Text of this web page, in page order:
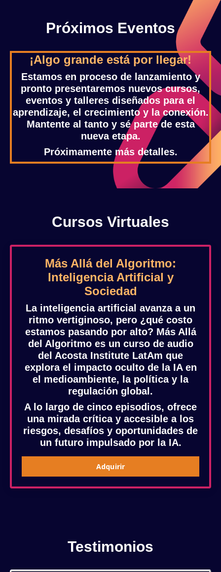
Próximos Eventos
¡Algo grande está por llegar!
Estamos en proceso de lanzamiento y
pronto presentaremos nuevos cursos,
eventos y talleres diseñados para el
aprendizaje, el crecimiento y la conexión.
Mantente al tanto y sé parte de esta
nueva etapa.
Próximamente más detalles.
Cursos Virtuales
Más Allá del Algoritmo:
Inteligencia Artificial y
Sociedad
La inteligencia artificial avanza a un
ritmo vertiginoso, pero ¿qué costo
estamos pasando por alto? Más Allá
del Algoritmoes un curso de audio
del Acosta Institute LatAm que
explora el impacto oculto de la IA en
el medioambiente, la política y la
regulación global.
A lo largo de cinco episodios, ofrece
una mirada crítica y accesible a los
riesgos, desafíos y oportunidades de
un futuro impulsado por la IA.
Adquirir
Testimonios